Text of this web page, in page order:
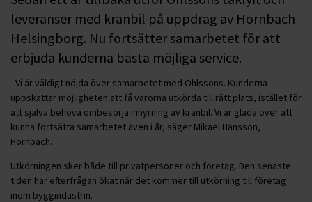
leveranser med kranbil på uppdrag av Hornbach
Helsingborg. Nu fortsätter samarbetet för att
erbjuda kunderna bästa möjliga service.
- Vi är väldigt nöjda över samarbetet med Ohlssons. Kunderna
uppskattar möjligheten att få varorna utkörda till rätt plats, istället för
att själva behöva ombesörja inhyrning av kranbil. Vi är glada över att
kunna fortsätta samarbetet även i år, säger Mikael Hansson,
Hornbach.
Utkörningen sker både till privatpersoner och företag. Den senaste
tiden har efterfrågan ökat när det kommer till utkörning till företag
inom byggindustrin.